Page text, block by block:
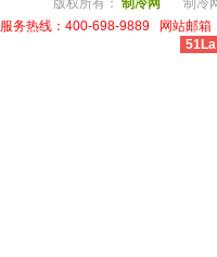
版权所有： 制冷网
制冷网
服务热线：400-698-9889 网站邮
51La